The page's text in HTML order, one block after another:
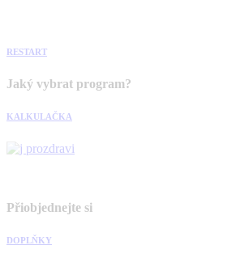
RESTART
Jaký vybrat program?
KALKULAČKA
Přiobjednejte si
DOPLŇKY